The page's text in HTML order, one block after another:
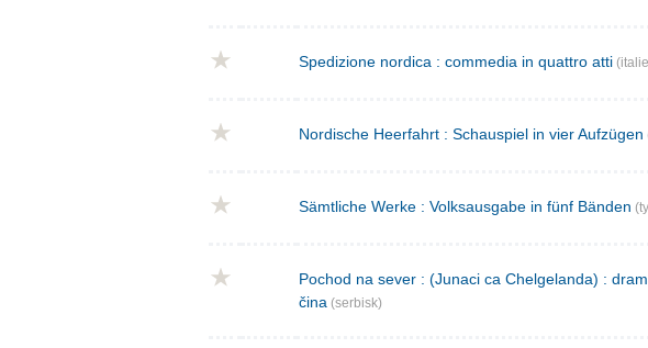
Spedizione nordica : commedia in quattro atti
Nordische Heerfahrt : Schauspiel in vier Aufzügen
Sämtliche Werke : Volksausgabe in fünf Bänden
Pochod na sever : (Junaci ca Chelgelanda) :
čina (serbisk)